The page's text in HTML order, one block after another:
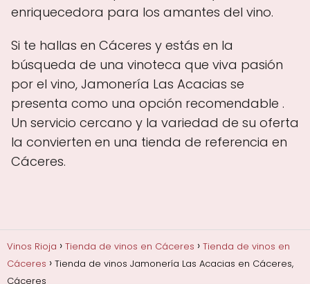
enriquecedora para los amantes del vino.
Si te hallas en Cáceres y estás en la
búsqueda de una vinoteca que viva pasión
por el vino, Jamonería Las Acacias se
presenta como una opción recomendable .
Un servicio cercano y la variedad de su oferta
la convierten en una tienda de referencia en
Cáceres.
Vinos Rioja Tienda de vinos en Cáceres
Tienda de vinos en
Cáceres
Tienda de vinos Jamonería Las Acacias en Cáceres,
Cáceres